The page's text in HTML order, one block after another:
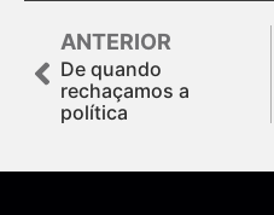
ANTERIOR
De quando
rechaçamos a
política